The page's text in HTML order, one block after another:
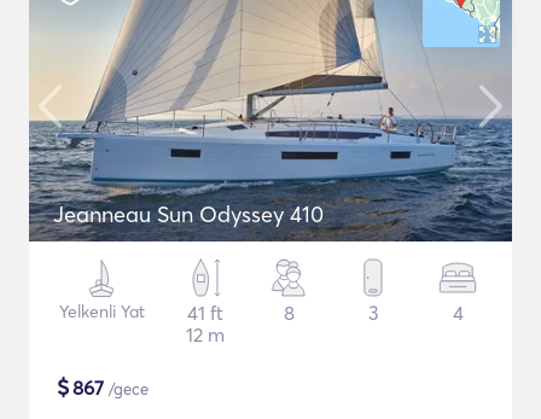
Jeanneau Sun Odyssey 410
Yelkenli Yat
41 ft
12 m
8 3 4
$867 /gece